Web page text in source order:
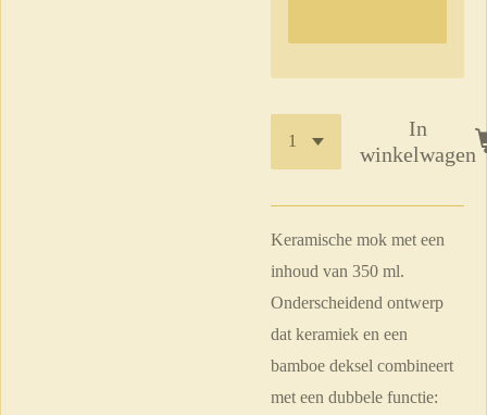
In
winkelwagen
Keramische mok met een
inhoud van 350 ml.
Onderscheidend ontwerp
dat keramiek en een
bamboe deksel combineert
met een dubbele functie: